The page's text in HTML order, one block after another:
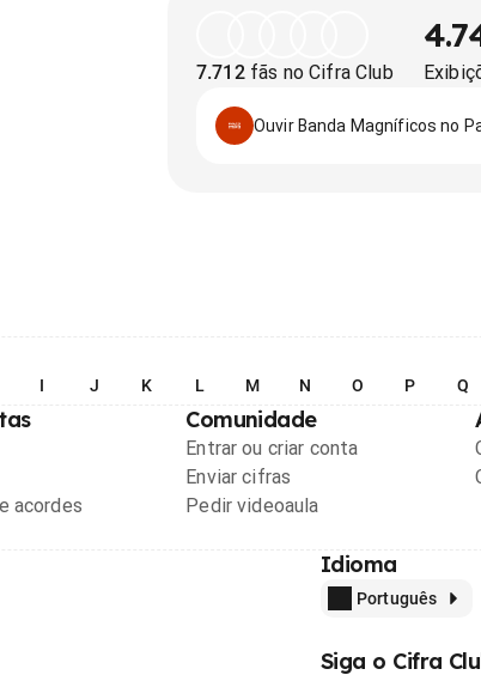
7.712fãs no Cifra Club
Ouvir Banda Magníficos no
I J K L M N O P Q
acordes
Comunidade
Entrar ou criar conta
Enviar cifras
Pedir videoaula
Idioma
Português
Siga o Cifra